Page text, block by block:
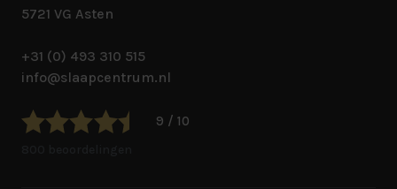
5721 VG Asten
+31 (0) 493 310 515
info@slaapcentrum.nl
9 / 10